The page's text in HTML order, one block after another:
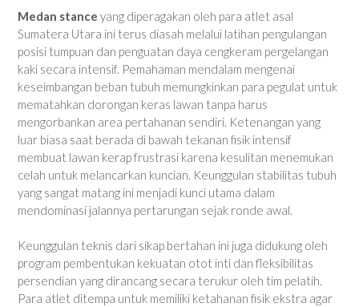
Medan stance yang diperagakan oleh para atlet asal
Sumatera Utara ini terus diasah melalui latihan pengulangan
posisi tumpuan dan penguatan daya cengkeram pergelangan
kaki secara intensif. Pemahaman mendalam mengenai
keseimbangan beban tubuh memungkinkan para pegulat untuk
mematahkan dorongan keras lawan tanpa harus
mengorbankan area pertahanan sendiri. Ketenangan yang
luar biasa saat berada di bawah tekanan fisik intensif
membuat lawan kerap frustrasi karena kesulitan menemukan
celah untuk melancarkan kuncian. Keunggulan stabilitas tubuh
yang sangat matang ini menjadi kunci utama dalam
mendominasi jalannya pertarungan sejak ronde awal.
Keunggulan teknis dari sikap bertahan ini juga didukung oleh
program pembentukan kekuatan otot inti dan fleksibilitas
persendian yang dirancang secara terukur oleh tim pelatih.
Para atlet ditempa untuk memiliki ketahanan fisik ekstra agar